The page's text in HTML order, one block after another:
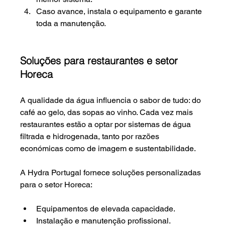
Caso avance, instala o equipamento e garante
toda a manutenção.
Soluções para restaurantes e setor
Horeca
A qualidade da água influencia o sabor de tudo: do
café ao gelo, das sopas ao vinho. Cada vez mais
restaurantes estão a optar por sistemas de água
filtrada e hidrogenada, tanto por razões
económicas como de imagem e sustentabilidade.
A Hydra Portugal fornece soluções personalizadas
para o setor Horeca:
Equipamentos de elevada capacidade.
Instalação e manutenção profissional.